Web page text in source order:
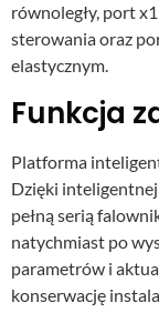
równoległy, port
sterowania oraz
elastycznym.
Funkcja
Platforma
Dzięki
pełną serią
natychmiast po
parametrów i
konserwację